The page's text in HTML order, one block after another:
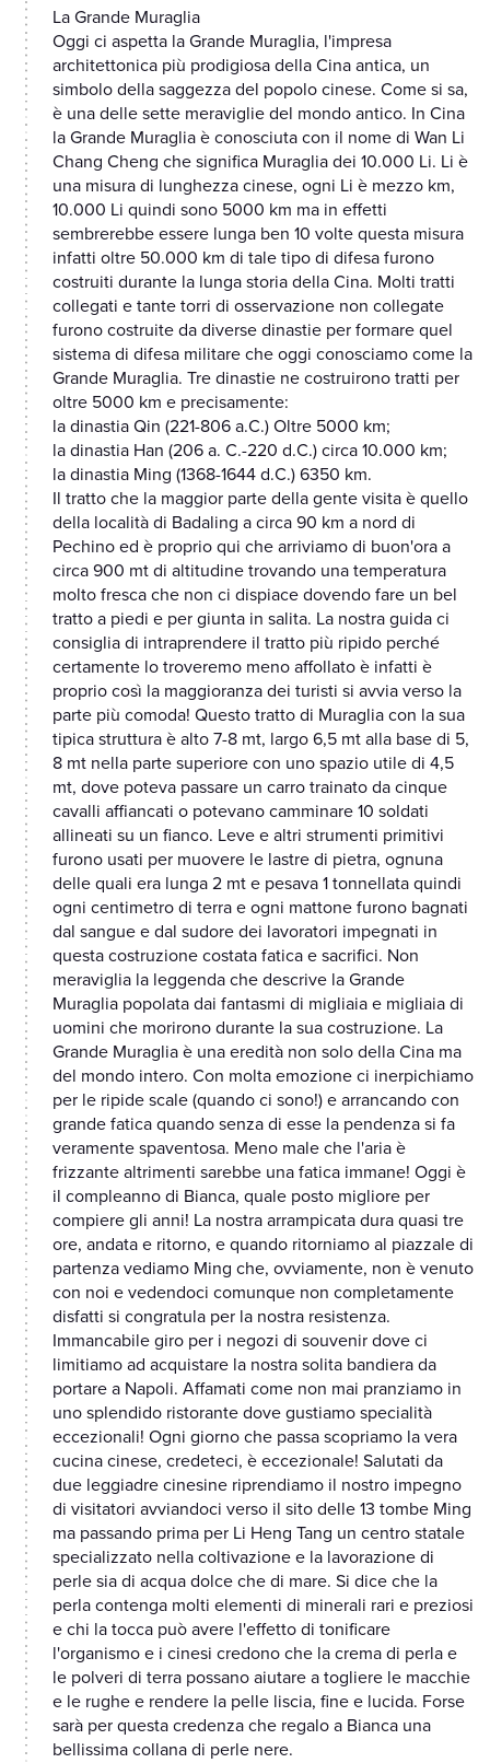
La Grande Muraglia
Oggi ci aspetta la Grande Muraglia, l'impresa
architettonica più prodigiosa della Cina antica, un
simbolo della saggezza del popolo cinese. Come si sa,
è una delle sette meraviglie del mondo antico. In Cina
la Grande Muraglia è conosciuta con il nome di Wan Li
Chang Cheng che significa Muraglia dei 10.000 Li. Li è
una misura di lunghezza cinese, ogni Li è mezzo km,
10.000 Li quindi sono 5000 km ma in effetti
sembrerebbe essere lunga ben 10 volte questa misura
infatti oltre 50.000 km di tale tipo di difesa furono
costruiti durante la lunga storia della Cina. Molti tratti
collegati e tante torri di osservazione non collegate
furono costruite da diverse dinastie per formare quel
sistema di difesa militare che oggi conosciamo come la
Grande Muraglia. Tre dinastie ne costruirono tratti per
oltre 5000 km e precisamente:
la dinastia Qin (221-806 a.C.) Oltre 5000 km;
la dinastia Han (206 a. C.-220 d.C.) circa 10.000 km;
la dinastia Ming (1368-1644 d.C.) 6350 km.
Il tratto che la maggior parte della gente visita è quello
della località di Badaling a circa 90 km a nord di
Pechino ed è proprio qui che arriviamo di buon'ora a
circa 900 mt di altitudine trovando una temperatura
molto fresca che non ci dispiace dovendo fare un bel
tratto a piedi e per giunta in salita. La nostra guida ci
consiglia di intraprendere il tratto più ripido perché
certamente lo troveremo meno affollato è infatti è
proprio così la maggioranza dei turisti si avvia verso la
parte più comoda! Questo tratto di Muraglia con la sua
tipica struttura è alto 7-8 mt, largo 6,5 mt alla base di 5,
8 mt nella parte superiore con uno spazio utile di 4,5
mt, dove poteva passare un carro trainato da cinque
cavalli affiancati o potevano camminare 10 soldati
allineati su un fianco. Leve e altri strumenti primitivi
furono usati per muovere le lastre di pietra, ognuna
delle quali era lunga 2 mt e pesava 1 tonnellata quindi
ogni centimetro di terra e ogni mattone furono bagnati
dal sangue e dal sudore dei lavoratori impegnati in
questa costruzione costata fatica e sacrifici. Non
meraviglia la leggenda che descrive la Grande
Muraglia popolata dai fantasmi di migliaia e migliaia di
uomini che morirono durante la sua costruzione. La
Grande Muraglia è una eredità non solo della Cina ma
del mondo intero. Con molta emozione ci inerpichiamo
per le ripide scale (quando ci sono!) e arrancando con
grande fatica quando senza di esse la pendenza si fa
veramente spaventosa. Meno male che l'aria è
frizzante altrimenti sarebbe una fatica immane! Oggi è
il compleanno di Bianca, quale posto migliore per
compiere gli anni! La nostra arrampicata dura quasi tre
ore, andata e ritorno, e quando ritorniamo al piazzale di
partenza vediamo Ming che, ovviamente, non è venuto
con noi e vedendoci comunque non completamente
disfatti si congratula per la nostra resistenza.
Immancabile giro per i negozi di souvenir dove ci
limitiamo ad acquistare la nostra solita bandiera da
portare a Napoli. Affamati come non mai pranziamo in
uno splendido ristorante dove gustiamo specialità
eccezionali! Ogni giorno che passa scopriamo la vera
cucina cinese, credeteci, è eccezionale! Salutati da
due leggiadre cinesine riprendiamo il nostro impegno
di visitatori avviandoci verso il sito delle 13 tombe Ming
ma passando prima per Li Heng Tang un centro statale
specializzato nella coltivazione e la lavorazione di
perle sia di acqua dolce che di mare. Si dice che la
perla contenga molti elementi di minerali rari e preziosi
e chi la tocca può avere l'effetto di tonificare
l'organismo e i cinesi credono che la crema di perla e
le polveri di terra possano aiutare a togliere le macchie
e le rughe e rendere la pelle liscia, fine e lucida. Forse
sarà per questa credenza che regalo a Bianca una
bellissima collana di perle nere.